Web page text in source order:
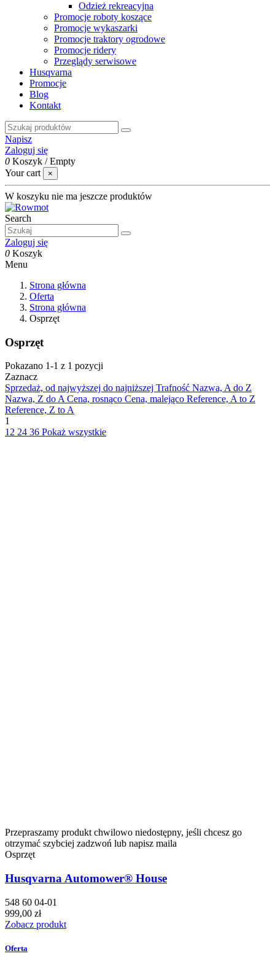
Odzież rekreacyjna
Promocje roboty koszące
Promocje wykaszarki
Promocje traktory ogrodowe
Promocje ridery
Przeglądy serwisowe
Husqvarna
Promocje
Blog
Kontakt
Napisz
Zaloguj się
0 Koszyk /Empty
Your cart
×
W koszyku nie ma jeszcze produktów
Search
Zaloguj się
0 Koszyk
Menu
Strona główna
Oferta
Strona główna
Osprzęt
Osprzęt
Pokazano 1-1 z 1 pozycji
Zaznacz
Sprzedaż, od najwyższej do najniższej Trafność Nazwa, A do Z
Nazwa, Z do ACena, rosnąco Cena, malejąco Reference, A to Z
Reference, Z to A
1
12 24 36 Pokaż wszystkie
Przepraszamy produkt chwilowo niedostępny, jeśli chcesz go
otrzymać szybciej zadzwoń lub napisz maila
Osprzęt
Husqvarna Automower® House
548 60 04-01
999,00 zł
Zobacz produkt
Oferta